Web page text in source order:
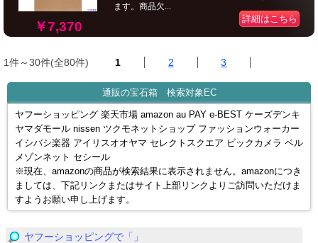
￥7,370
ます。商品欠...
詳細はこちら
1件～30件(全80件) 1 2 3
通販の宝石箱 検索対象EC
ヤフーショッピング 楽天市場 amazon au PAY e-BEST ケーズデンキ
ヤマダモール nissen ツクモネットショップ ファッションウォーカー
イシバシ楽器 アイリスオオヤマ セレクトスクエア ビックカメラ ベル
メゾンネット セシール
※現在、amazonの商品が検索結果に表示されません。amazonにつき
ましては、下記リンクまたはサイト上部リンクよりご訪問いただけま
すようお願い申し上げます。
ヤフーショッピングで「」